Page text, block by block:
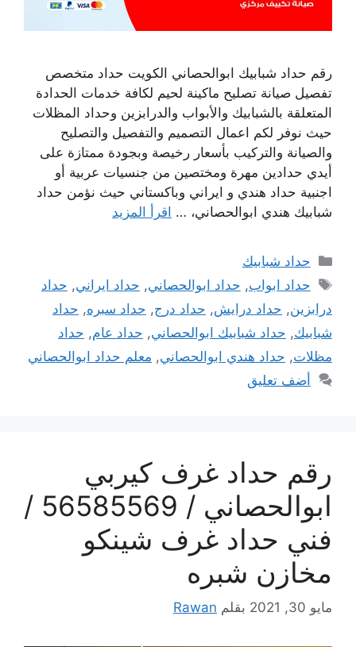
رقم حداد شبابيك ابوالحصاني الكويت حداد متخصص
تفصيل صيانة تصليح ماكينة لحيم لكافة خدمات الحدادة
المتعلقة بالشبابيك والأبواب والدرابزين وحداد المظلات
حيث نوفر لكم اعمال التصميم والتفصيل والتصليح
والصيانة والتركيب بأسعار رخيصة وبجودة ممتازة على
أيدي حدادين مهرة ومختصين من جنسيات عربية أو
اجنبية حداد هندي و ايراني وباكستاني حيث نؤمن حداد
شبابيك هندي ابوالحصاني، … اقرأ المزيد
التصنيفات
حداد شبابيك
الوسوم
حداد ابواب, حداد ابوالحصاني, حداد ايراني, حداد
درابزين, حداد درايش, حداد درج, حداد سبره, حداد
شبابيك, حداد شبابيك ابوالحصاني, حداد عام, حداد
مظلات, حداد هندي ابوالحصاني, معلم حداد ابوالحصاني
أضف تعليق
رقم حداد غرف كيربي
ابوالحصاني / 56585569 /
فني حداد غرف شينكو
مخازن شبره
مايو 30, 2021 بقلم Rawan